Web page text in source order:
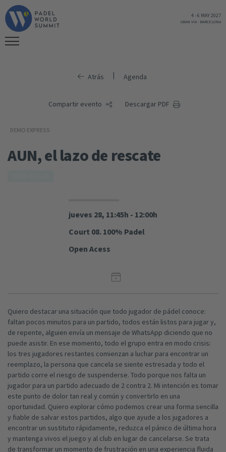
4-6 MAY 2027
GRAN VIA- BARCELONA
Atrás | Agenda
Compartir evento Descargar PDF
DEMO EXPRESS
AUN, el lazo de rescate
jueves 28, 11:45h - 12:00h
Court 08. 100% Padel
Open Acess
Quiero destacar una situación que todo jugador de pádel conoce:
faltan pocos minutos para un partido, todos están listos para jugar y,
de repente, alguien envía un mensaje de WhatsApp diciendo que no
puede asistir. En ese momento, todo el grupo entra en modo crisis:
los tres jugadores restantes comienzan a luchar para encontrar un
reemplazo, la persona que cancela se siente estresada y todo el
partido corre el riesgo de suspenderse. Todo porque nos falta un
jugador para un partido adecuado de 2 contra 2. Mi intención es tomar
este punto de dolor tan real y común y convertirlo en una
oportunidad. Quiero explorar cómo podemos crear una forma sencilla
y fiable de salvar estos partidos, algo que ayude a los jugadores a
encontrar un sustituto rápidamente, reduzca el pánico de última hora
y mantenga vivos el juego y al club en lugar de cancelarse. Se trata
de transformar un momento de frustración en una experiencia fluida